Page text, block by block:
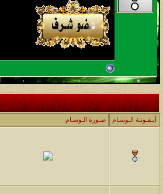
أيـقـونـة الـوسـام صـورة الـوسـام